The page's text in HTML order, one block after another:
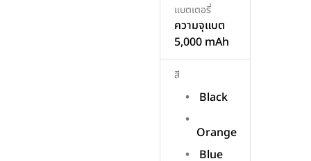
แบตเตอรี่
ความจุแบต
5,000 mAh
สี
Black
Orange
Blue